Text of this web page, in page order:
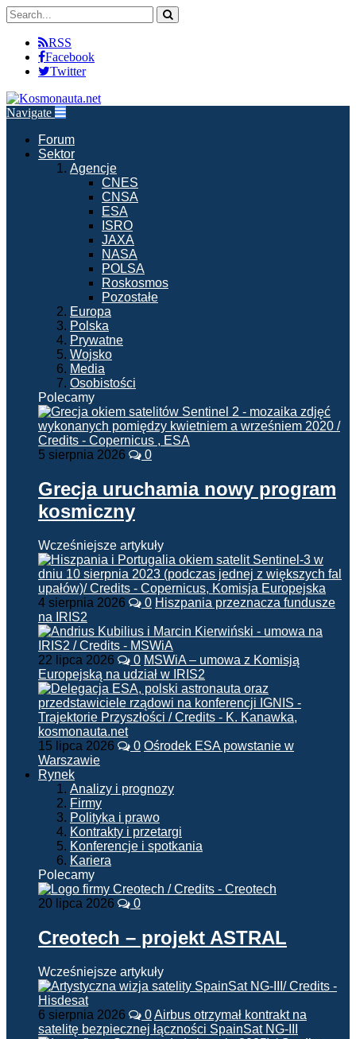
RSS
Facebook
Twitter
Navigate
Forum
Sektor
Agencje
CNES
CNSA
ESA
ISRO
JAXA
NASA
POLSA
Roskosmos
Pozostałe
Europa
Polska
Prywatne
Wojsko
Media
Osobistości
Polecamy
5 sierpnia 2026 0
Grecja uruchamia nowy program
kosmiczny
Wcześniejsze artykuły
4 sierpnia 2026 0 Hiszpania przeznacza fundusze
na IRIS2
22 lipca 2026 0 MSWiA – umowa z Komisją
Europejską na udział w IRIS2
15 lipca 2026 0 Ośrodek ESA powstanie w
Warszawie
Rynek
Analizy i prognozy
Firmy
Polityka i prawo
Kontrakty i przetargi
Konferencje i spotkania
Kariera
Polecamy
20 lipca 2026 0
Creotech – projekt ASTRAL
Wcześniejsze artykuły
6 sierpnia 2026 0Airbus otrzymał kontrakt na
satelitę bezpiecznej łączności SpainSat NG-III